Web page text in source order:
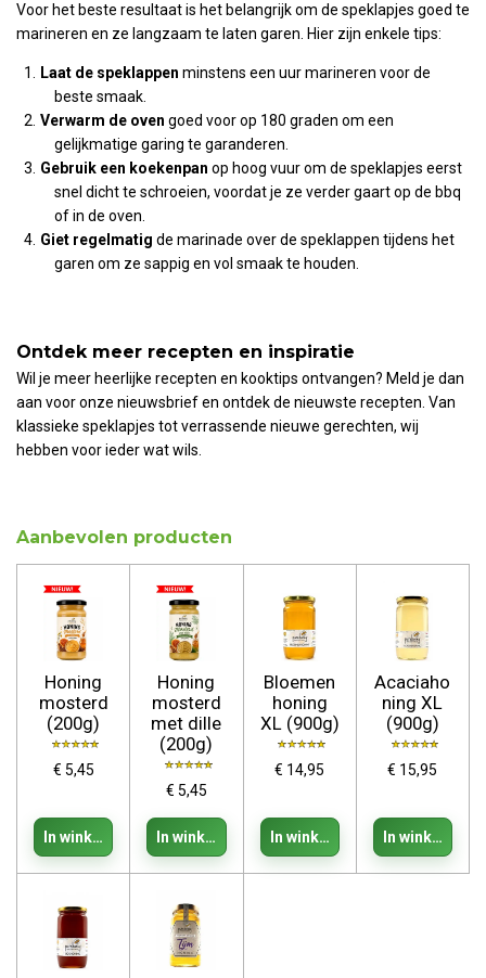
Voor het beste resultaat is het belangrijk om de speklapjes goed te
marineren en ze langzaam te laten garen. Hier zijn enkele tips:
Laat de speklappen minstens een uur marineren voor de
beste smaak.
Verwarm de oven goed voor op 180 graden om een
gelijkmatige garing te garanderen.
Gebruik een koekenpan op hoog vuur om de speklapjes eerst
snel dicht te schroeien, voordat je ze verder gaart op de bbq
of in de oven.
Giet regelmatig de marinade over de speklappen tijdens het
garen om ze sappig en vol smaak te houden.
Ontdek meer recepten en inspiratie
Wil je meer heerlijke recepten en kooktips ontvangen? Meld je dan
aan voor onze nieuwsbrief en ontdek de nieuwste recepten. Van
klassieke speklapjes tot verrassende nieuwe gerechten, wij
hebben voor ieder wat wils.
Aanbevolen producten
Honing
mosterd
(200g)
€ 5,45
In winkelwagen
Honing
mosterd
met dille
(200g)
€ 5,45
In winkelwagen
Bloemen
honing
XL (900g)
€ 14,95
In winkelwagen
Acaciaho
ning XL
(900g)
€ 15,95
In